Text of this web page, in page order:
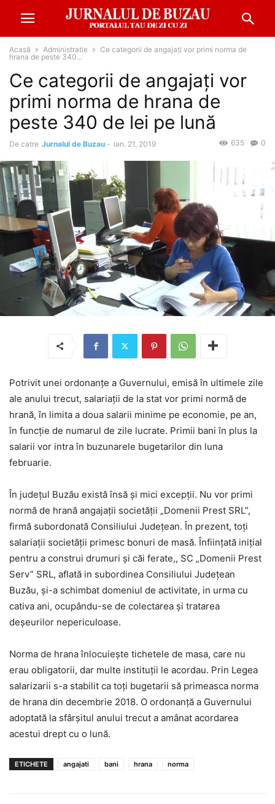
Acasă Administratie
Ce categorii de angajaţi vor primi norma de
hrana de peste 340...
Ce categorii de angajaţi vor
primi norma de hrana de
peste 340 de lei pe lună
De catre Jurnalul de Buzau - ian. 21, 2019 0
635
Potrivit unei ordonanţe a Guvernului, emisă în ultimele zile
ale anului trecut, salariaţii de la stat vor primi normă de
hrană, în limita a doua salarii minime pe economie, pe an,
în funcţie de numarul de zile lucrate. Primii bani în plus la
salarii vor intra în buzunarele bugetarilor din luna
februarie.
În judeţul Buzău există însă şi mici excepţii. Nu vor primi
normă de hrană angajaţii societăţii „Domenii Prest SRL”,
firmă subordonată Consiliului Judeţean. În prezent, toţi
salariaţii societăţii primesc bonuri de masă. Înfiinţată iniţial
pentru a construi drumuri şi căi ferate,, SC „Domenii Prest
Serv” SRL, aflată in subordinea Consiliului Judeţean
Buzău, şi-a schimbat domeniul de activitate, in urma cu
cativa ani, ocupându-se de colectarea şi tratarea
deşeurilor nepericuloase.
Norma de hrana înlocuieşte tichetele de masa, care nu
erau obligatorii, dar multe instituţii le acordau. Prin Legea
salarizarii s-a stabilit ca toţi bugetarii să primeasca norma
de hrana din decembrie 2018. O ordonanţă a Guvernului
adoptată la sfârşitul anului trecut a amânat acordarea
acestui drept cu o lună.
ETICHETE angajati bani hrana norma